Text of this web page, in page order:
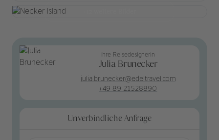
Ihre Reisedesignerin
Julia Brunecker
julia.brunecker@edeltravel.com
+49 89 21528890
Unverbindliche Anfrage